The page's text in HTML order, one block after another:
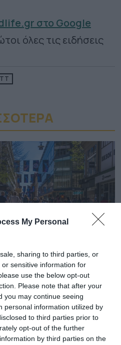
My Personal
sharing to third parties, or
sensitive information for
use the below opt-out
Please note that after your
you may continue seeing
personal information utilized by
to third parties prior to
opt-out of the further
by third parties on the
στο Google
όλες τις ειδήσεις
των
έναρξη του